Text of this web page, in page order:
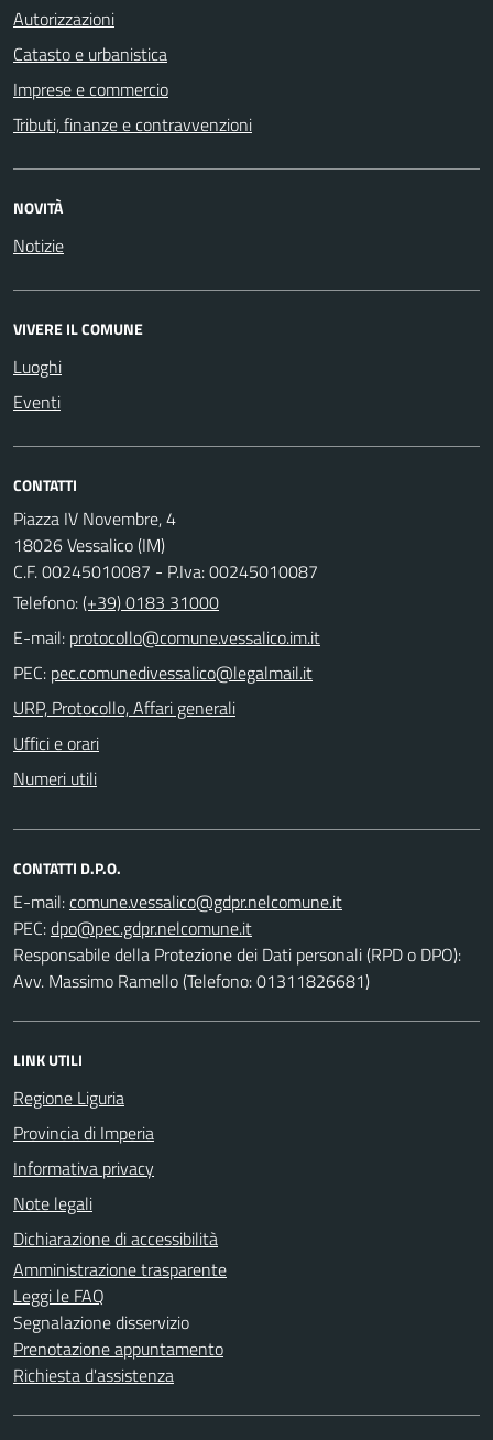
Autorizzazioni
Catasto e urbanistica
Imprese e commercio
Tributi, finanze e contravvenzioni
NOVITÀ
Notizie
VIVERE IL COMUNE
Luoghi
Eventi
CONTATTI
Piazza IV Novembre, 4
18026 Vessalico (IM)
C.F. 00245010087 - P.Iva: 00245010087
Telefono:(+39) 0183 31000
E-mail:
PEC:
URP, Protocollo, Affari generali
Uffici e orari
Numeri utili
CONTATTI D.P.O.
E-mail:
PEC:
Responsabile della Protezione dei Dati personali (RPD o DPO):
Avv. Massimo Ramello (Telefono: 01311826681)
LINK UTILI
Regione Liguria
Provincia di Imperia
Informativa privacy
Note legali
Dichiarazione di accessibilità
Amministrazione trasparente
Leggi le FAQ
Segnalazione disservizio
Prenotazione appuntamento
Richiesta d'assistenza